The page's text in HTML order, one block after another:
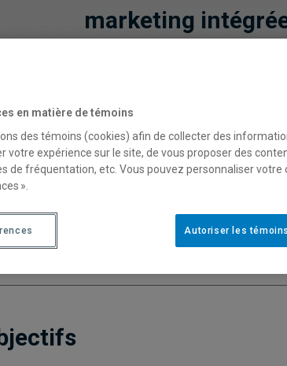
marketing
Cycle
Type de cours
Nombre de crédits
en matière de témoins
des témoins (cookies) afin de collecter des
votre expérience sur le site, de vous proposer des
de fréquentation, etc. Vous pouvez personnaliser votre
».
Autoriser les témoins